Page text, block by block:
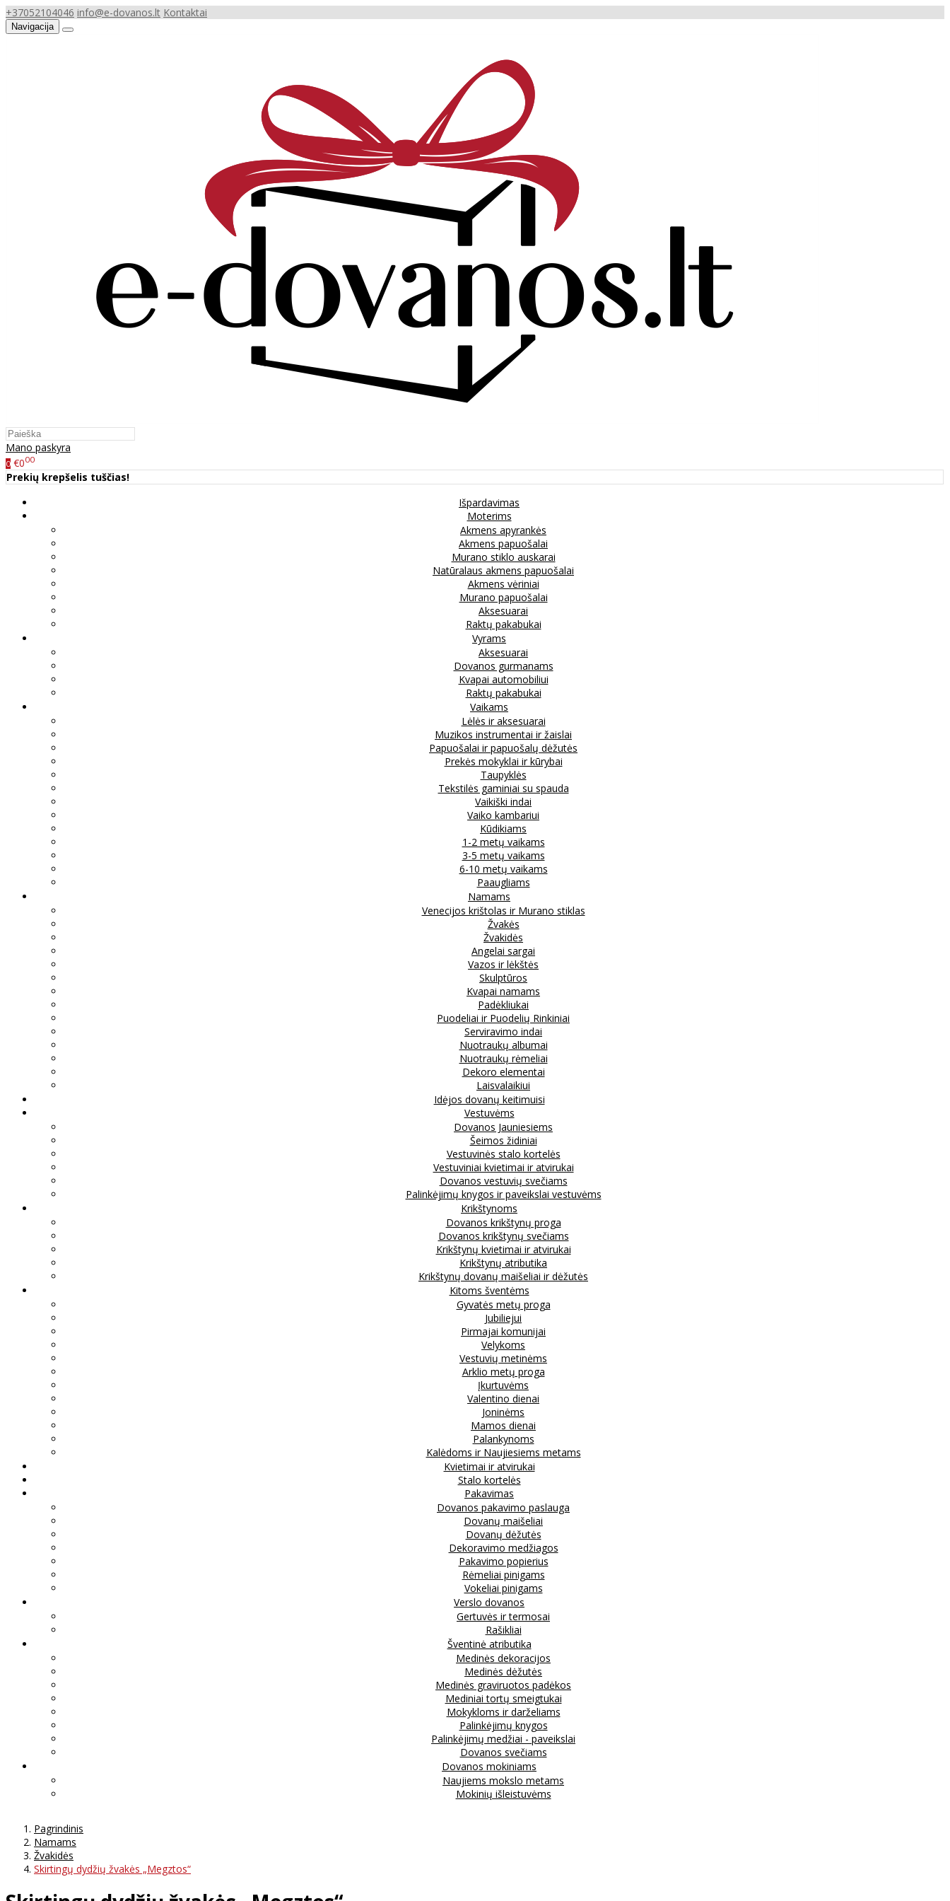
+37052104046 info@e-dovanos.lt Kontaktai
Navigacija
Mano paskyra
0 €000
Prekių krepšelis tuščias!
Išpardavimas
Moterims
Akmens apyrankės
Akmens papuošalai
Murano stiklo auskarai
Natūralaus akmens papuošalai
Akmens vėriniai
Murano papuošalai
Aksesuarai
Raktų pakabukai
Vyrams
Aksesuarai
Dovanos gurmanams
Kvapai automobiliui
Raktų pakabukai
Vaikams
Lėlės ir aksesuarai
Muzikos instrumentai ir žaislai
Papuošalai ir papuošalų dėžutės
Prekės mokyklai ir kūrybai
Taupyklės
Tekstilės gaminiai su spauda
Vaikiški indai
Vaiko kambariui
Kūdikiams
1-2 metų vaikams
3-5 metų vaikams
6-10 metų vaikams
Paaugliams
Namams
Venecijos krištolas ir Murano stiklas
Žvakės
Žvakidės
Angelai sargai
Vazos ir lėkštės
Skulptūros
Kvapai namams
Padėkliukai
Puodeliai ir Puodelių Rinkiniai
Serviravimo indai
Nuotraukų albumai
Nuotraukų rėmeliai
Dekoro elementai
Laisvalaikiui
Idėjos dovanų keitimuisi
Vestuvėms
Dovanos Jauniesiems
Šeimos židiniai
Vestuvinės stalo kortelės
Vestuviniai kvietimai ir atvirukai
Dovanos vestuvių svečiams
Palinkėjimų knygos ir paveikslai vestuvėms
Krikštynoms
Dovanos krikštynų proga
Dovanos krikštynų svečiams
Krikštynų kvietimai ir atvirukai
Krikštynų atributika
Krikštynų dovanų maišeliai ir dėžutės
Kitoms šventėms
Gyvatės metų proga
Jubiliejui
Pirmajai komunijai
Velykoms
Vestuvių metinėms
Arklio metų proga
Įkurtuvėms
Valentino dienai
Joninėms
Mamos dienai
Palankynoms
Kalėdoms ir Naujiesiems metams
Kvietimai ir atvirukai
Stalo kortelės
Pakavimas
Dovanos pakavimo paslauga
Dovanų maišeliai
Dovanų dėžutės
Dekoravimo medžiagos
Pakavimo popierius
Rėmeliai pinigams
Vokeliai pinigams
Verslo dovanos
Gertuvės ir termosai
Rašikliai
Šventinė atributika
Medinės dekoracijos
Medinės dėžutės
Medinės graviruotos padėkos
Mediniai tortų smeigtukai
Mokykloms ir darželiams
Palinkėjimų knygos
Palinkėjimų medžiai - paveikslai
Dovanos svečiams
Dovanos mokiniams
Naujiems mokslo metams
Mokinių išleistuvėms
Pagrindinis
Namams
Žvakidės
Skirtingų dydžių žvakės „Megztos“